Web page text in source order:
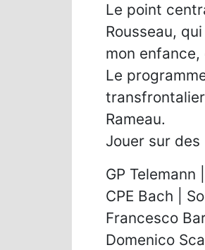
Le point
Rousseau,
mon enfance,
Le
Rameau.
Jouer sur
GP
CPE Bach |
Francesco
Domenico